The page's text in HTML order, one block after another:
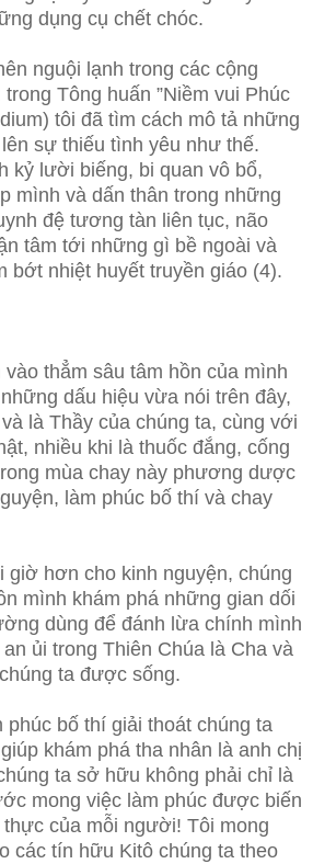
dụng cụ chết chóc.
nguội lạnh trong các cộng
Tông huấn ”Niềm vui Phúc
tôi đã tìm cách mô tả những
sự thiếu tình yêu như thế.
kỷ lười biếng, bi quan vô bổ,
mình và dấn thân trong những
đệ tương tàn liên tục, não
tâm tới những gì bề ngoài và
bớt nhiệt huyết truyền giáo (4).
vào thẳm sâu tâm hồn của mình
dấu hiệu vừa nói trên đây,
là Thầy của chúng ta, cùng với
nhiều khi là thuốc đắng, cống
mùa chay này phương dược
làm phúc bố thí và chay
giờ hơn cho kinh nguyện, chúng
mình khám phá những gian dối
dùng để đánh lừa chính mình
ủi trong Thiên Chúa là Cha và
ta được sống.
phúc bố thí giải thoát chúng ta
khám phá tha nhân là anh chị
ta sở hữu không phải chỉ là
mong việc làm phúc được biến
của mỗi người! Tôi mong
các tín hữu Kitô chúng ta theo